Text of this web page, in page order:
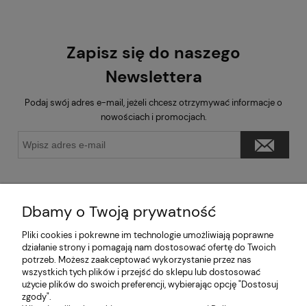
Zapisz się do naszego
Newslettera
Podaj swój adres e-mail, jeżeli chcesz otrzymywać informacje o
nowościach i promocjach.
Pomoc
Moje konto
Dbamy o Twoją prywatność
Pliki cookies i pokrewne im technologie umożliwiają poprawne
działanie strony i pomagają nam dostosować ofertę do Twoich
potrzeb. Możesz zaakceptować wykorzystanie przez nas
wszystkich tych plików i przejść do sklepu lub dostosować
użycie plików do swoich preferencji, wybierając opcję "Dostosuj
zgody".